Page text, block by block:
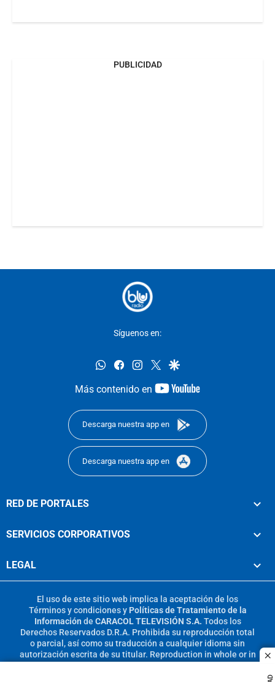
PUBLICIDAD
Síguenos en:
whatsappfacebookinstagram
twittergoogle
Más contenido en
youtube-
Descarga nuestra app en
Descarga nuestra app en
RED DE PORTALES
SERVICIOS CORPORATIVOS
LEGAL
El uso de este sitio web implica la aceptación de los
Términos y condicionesy Políticas de Tratamiento de la
Información de CARACOL TELEVISIÓN S.A. Todos los
Derechos Reservados D.R.A. Prohibida su reproducción total
o parcial, así como su traducción a cualquier idioma sin
autorización escrita de su titular. Reproduction in whole or in